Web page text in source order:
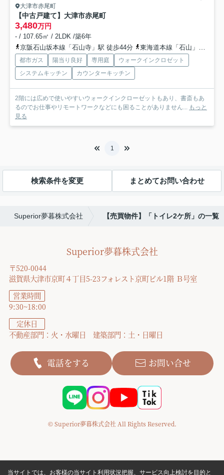
大津市赤尾町
【中古戸建て】大津市赤尾町
3,480万円
- / 107.65㎡ / 2LDK /築6年
京阪石山坂本線「石山寺」駅 徒歩44分
東海道本線「石山」駅 徒歩64分
都市ガス 陽当り良好 専用庭
ウォークインクロゼット
システムキッチン
カウンターキッチン
2階には広めで使いやすいウォークインクローゼットもあり、書斎もあ
るのでお仕事やリモートワークなどにも困ることがありません... もっと
見る
1
検索条件を変更 まとめてお問い合わせ
Superior夢暮株式会社 【売買物件】「トイレ2ケ所」の一覧
Superior夢暮株式会社
〒520-0044
滋賀県大津市京町４丁目5-23フォレスト京町ビル1階 Ｂ号室
営業時間
9:30~18:00
定休日
不動産部門：火・水曜日 建築部門：土・日曜日
電話をする お問い合せ
© Superior夢暮株式会社 All Rights Reserved.
当サイトでは、お客様の当サイト利用状況把握、サービス向上検討を目的と